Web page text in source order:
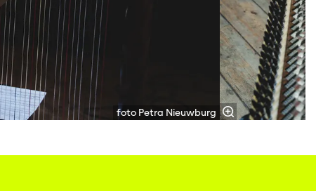
foto Petra Nieuwburg